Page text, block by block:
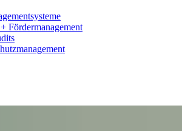
Fördermanagement